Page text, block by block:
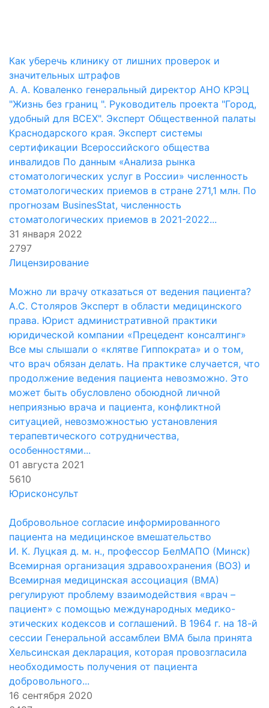
Как уберечь клинику от лишних проверок и
значительных штрафов
А. А. Коваленко генеральный директор АНО КРЭЦ
"Жизнь без границ ". Руководитель проекта "Город,
удобный для ВСЕХ". Эксперт Общественной палаты
Краснодарского края. Эксперт системы
сертификации Всероссийского общества
инвалидов По данным «Анализа рынка
стоматологических услуг в России» численность
стоматологических приемов в стране 271,1 млн. По
прогнозам BusinesStat, численность
стоматологических приемов в 2021-2022...
31 января 2022
2797
Лицензирование
Можно ли врачу отказаться от ведения пациента?
А.С. Столяров Эксперт в области медицинского
права. Юрист административной практики
юридической компании «Прецедент консалтинг»
Все мы слышали о «клятве Гиппократа» и о том,
что врач обязан делать. На практике случается, что
продолжение ведения пациента невозможно. Это
может быть обусловлено обоюдной личной
неприязнью врача и пациента, конфликтной
ситуацией, невозможностью установления
терапевтического сотрудничества,
особенностями...
01 августа 2021
5610
Юрисконсульт
Добровольное согласие информированного
пациента на медицинское вмешательство
И. К. Луцкая д. м. н., профессор БелМАПО (Минск)
Всемирная организация здравоохранения (ВОЗ) и
Всемирная медицинская ассоциация (ВМА)
регулируют проблему взаимодействия «врач –
пациент» с помощью международных медико-
этических кодексов и соглашений. В 1964 г. на 18-й
сессии Генеральной ассамблеи ВМА была принята
Хельсинская декларация, которая провозгласила
необходимость получения от пациента
добровольного...
16 сентября 2020